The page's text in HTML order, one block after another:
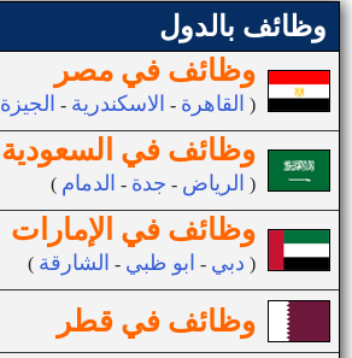
وظائف بالدول
وظائف في مصر
القاهرة - الاسكندرية - الجيزة )
وظائف في السعودية
( الرياض - جدة - الدمام )
وظائف في الإمارات
( دبي - ابو ظبي - الشارقة )
وظائف في قطر